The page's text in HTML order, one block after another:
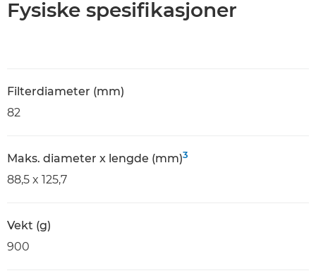
Fysiske spesifikasjoner
Filterdiameter (mm)
82
Maks. diameter x lengde (mm)3
88,5 x 125,7
Vekt (g)
900